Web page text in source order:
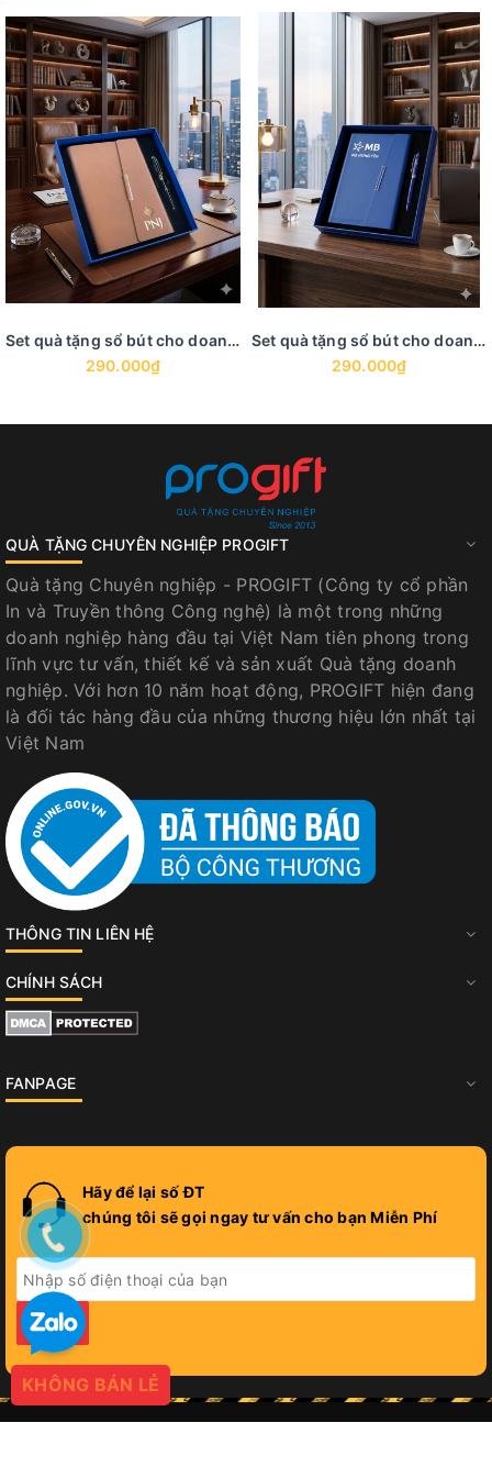
Set quà tặng sổ bút cho doanh nghiệp - GS 9
290.000₫
Set quà tặng sổ bút cho doanh nghiệp - GS 8
290.000₫
QUÀ TẶNG CHUYÊN NGHIỆP PROGIFT
Quà tặng Chuyên nghiệp - PROGIFT (Công ty cổ phần
In và Truyền thông Công nghệ) là một trong những
doanh nghiệp hàng đầu tại Việt Nam tiên phong trong
lĩnh vực tư vấn, thiết kế và sản xuất Quà tặng doanh
nghiệp. Với hơn 10 năm hoạt động, PROGIFT hiện đang
là đối tác hàng đầu của những thương hiệu lớn nhất tại
Việt Nam
THÔNG TIN LIÊN HỆ
CHÍNH SÁCH
FANPAGE
Hãy để lại số ĐT
chúng tôi sẽ gọi ngay tư vấn cho bạn Miễn Phí
GỬI
KHÔNG BÁN LẺ